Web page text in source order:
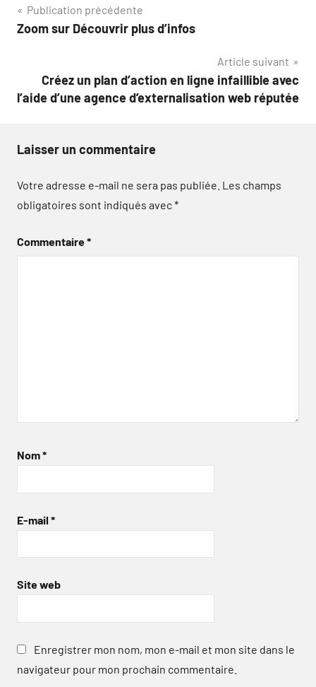
Navigation
de
Publication précédente
Zoom sur Découvrir plus d’infos
Article suivant
Créez un plan d’action en ligne infaillible avec
l’aide d’une agence d’externalisation web réputée
Laisser un commentaire
Votre adresse e-mail ne sera pas publiée. Les champs
obligatoires sont indiqués avec*
Commentaire*
Nom*
E-mail *
Site web
Enregistrer mon nom, mon e-mail et mon site dans le
navigateur pour mon prochain commentaire.